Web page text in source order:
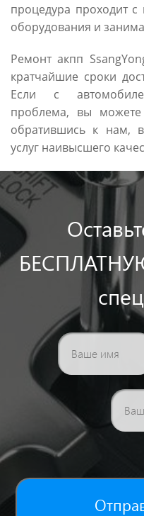
процедура проходит
оборудования и
Ремонт акпп
кратчайшие сроки
Если с
проблема, вы
обратившись к нам,
услуг наивысшего